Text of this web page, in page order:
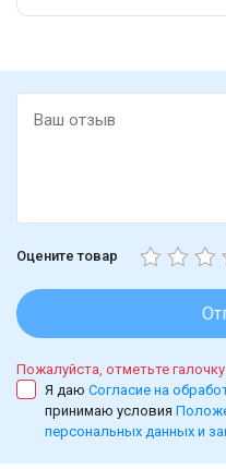
Оцените товар
Пожалуйста, отметьте галочку
Я даю Согласие на
принимаю условия
персональных данных и